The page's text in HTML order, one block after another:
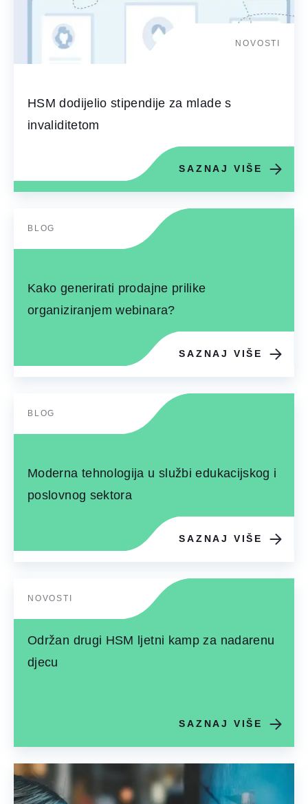
NOVOSTI
HSM dodijelio stipendije za mlade s
invaliditetom
SAZNAJ VIŠE
BLOG
Kako generirati prodajne prilike
organiziranjem webinara?
SAZNAJ VIŠE
BLOG
Moderna tehnologija u službi edukacijskog i
poslovnog sektora
SAZNAJ VIŠE
NOVOSTI
Održan drugi HSM ljetni kamp za nadarenu
djecu
SAZNAJ VIŠE